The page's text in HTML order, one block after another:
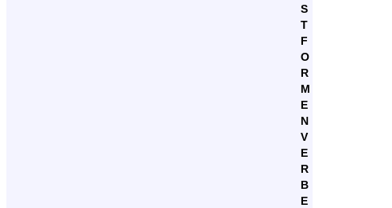
S
T
F
O
R
M
E
N
V
E
R
B
E